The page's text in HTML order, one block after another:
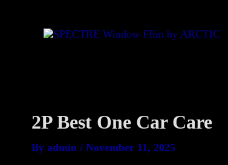
2P Best One Car Care
By admin / November 11, 2025